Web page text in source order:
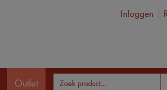
Inloggen
Outlet